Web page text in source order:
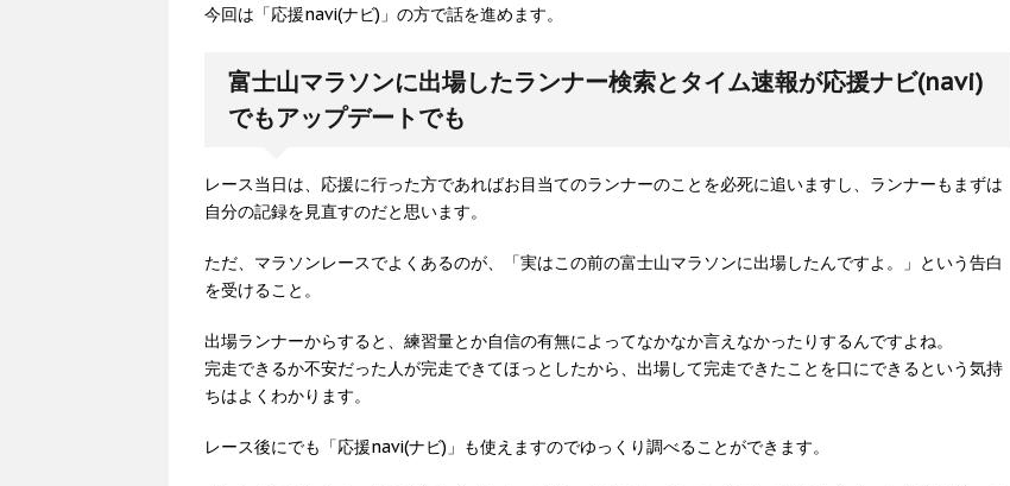
今回は「応援navi(ナビ)」の方で話を進めます。
富士山マラソンに出場したランナー検索とタイム速報が応援ナビ(navi)
でもアップデートでも
レース当日は、応援に行った方であればお目当てのランナーのことを必死に追いますし、ランナーもまずは
自分の記録を見直すのだと思います。
ただ、マラソンレースでよくあるのが、「実はこの前の富士山マラソンに出場したんですよ。」という告白
を受けること。
出場ランナーからすると、練習量とか自信の有無によってなかなか言えなかったりするんですよね。
完走できるか不安だった人が完走できてほっとしたから、出場して完走できたことを口にできるという気持
ちはよくわかります。
レース後にでも「応援navi(ナビ)」も使えますのでゆっくり調べることができます。